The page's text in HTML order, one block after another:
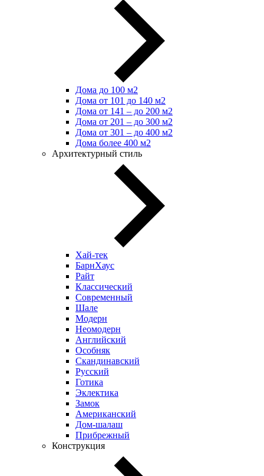
Дома до 100 м2
Дома от 101 до 140 м2
Дома от 141 – до 200 м2
Дома от 201 – до 300 м2
Дома от 301 – до 400 м2
Дома более 400 м2
Архитектурный стиль
Хай-тек
БарнХаус
Райт
Классический
Современный
Шале
Модерн
Неомодерн
Английский
Особняк
Скандинавский
Русский
Готика
Эклектика
Замок
Американский
Дом-шалаш
Прибрежный
Конструкция